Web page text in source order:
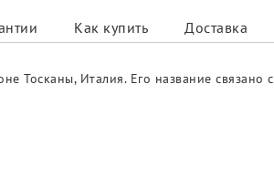
Как купить Доставка
Тосканы, Италия. Его название